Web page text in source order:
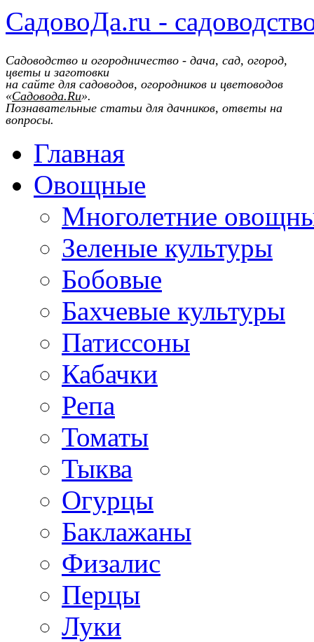
СадовоДа.ru -
Садоводство и огородничество - дача, сад, огород,
цветы и заготовки
на сайте для садоводов, огородников и цветоводов
«Садовода.Ru».
Познавательные статьи для дачников, ответы на
вопросы.
Главная
Овощные
Многолетние
Зеленые культуры
Бобовые
Бахчевые культуры
Патиссоны
Кабачки
Репа
Томаты
Тыква
Огурцы
Баклажаны
Физалис
Перцы
Луки